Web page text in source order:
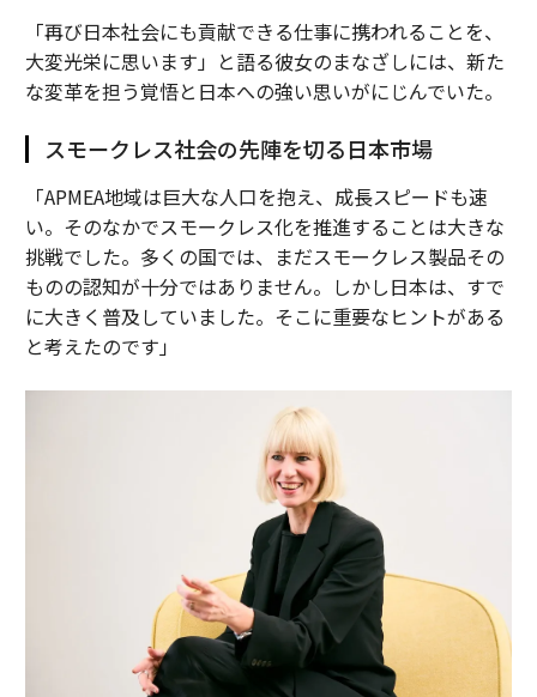
「再び日本社会にも貢献できる仕事に携われることを、
大変光栄に思います」と語る彼女のまなざしには、新た
な変革を担う覚悟と日本への強い思いがにじんでいた。
スモークレス社会の先陣を切る日本市場
「APMEA地域は巨大な人口を抱え、成長スピードも速
い。そのなかでスモークレス化を推進することは大きな
挑戦でした。多くの国では、まだスモークレス製品その
ものの認知が十分ではありません。しかし日本は、すで
に大きく普及していました。そこに重要なヒントがある
と考えたのです」